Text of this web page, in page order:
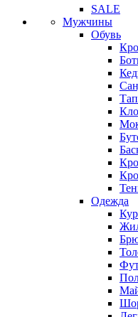
SALE
Мужчины
Обувь
Одежда